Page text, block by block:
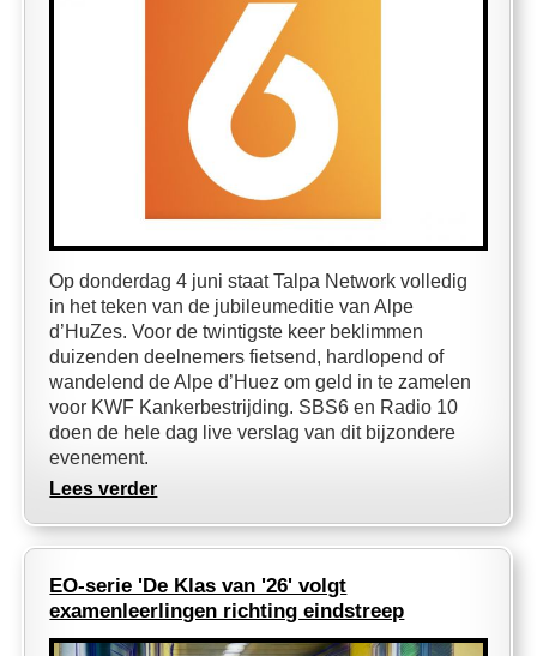
Op donderdag 4 juni staat Talpa Network volledig
in het teken van de jubileumeditie van Alpe
d’HuZes. Voor de twintigste keer beklimmen
duizenden deelnemers fietsend, hardlopend of
wandelend de Alpe d’Huez om geld in te zamelen
voor KWF Kankerbestrijding. SBS6 en Radio 10
doen de hele dag live verslag van dit bijzondere
evenement.
Lees verder
EO-serie 'De Klas van '26' volgt
examenleerlingen richting eindstreep